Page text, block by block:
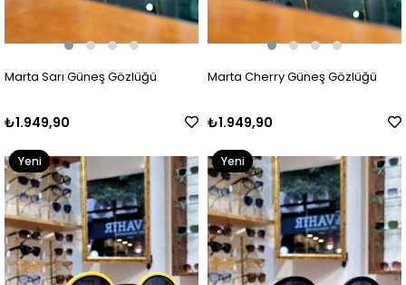
Marta Sarı Güneş Gözlüğü
₺1.949,90
Marta Cherry Güneş Gözlüğü
₺1.949,90
Yeni
Ürün
Yeni
Ürün